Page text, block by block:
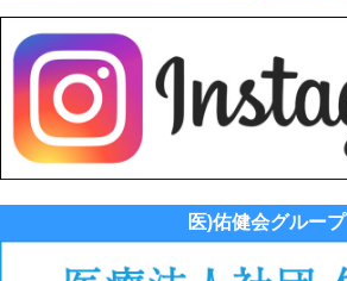
医)佑健会グループ